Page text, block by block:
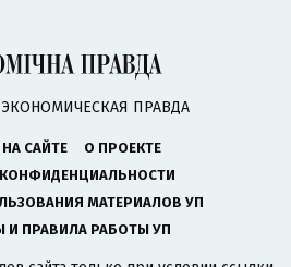
ЭКОНОМИЧЕСКАЯ ПРАВДА
САЙТЕ
О ПРОЕКТЕ
МАТЕРИАЛОВ УП
И ПРАВИЛА РАБОТЫ УП